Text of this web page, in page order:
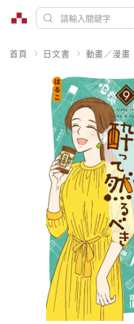
首頁 日文書 動畫／漫畫